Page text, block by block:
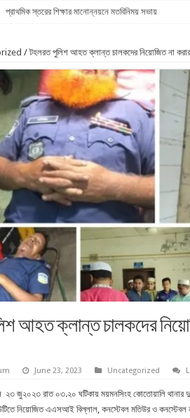
প্রাথমিক স্তরের শিক্ষার মানোন্নয়নে মতবিনিময় সভায়
/ টহলরত পুলিশ আহত ক্লান্ত চালকদের নিয়োজিত না করার
আহত ক্লান্ত চালকদের
June 23, 2023 Uncategorized
২৩ জু২০২৩ রাত ০৩.২০ ঘটিকায় ময়মনসিংহ কোতোয়ালি থানার
নিয়োজিত এএসআই বিল্লাল, কনস্টেবল মতিউর ও